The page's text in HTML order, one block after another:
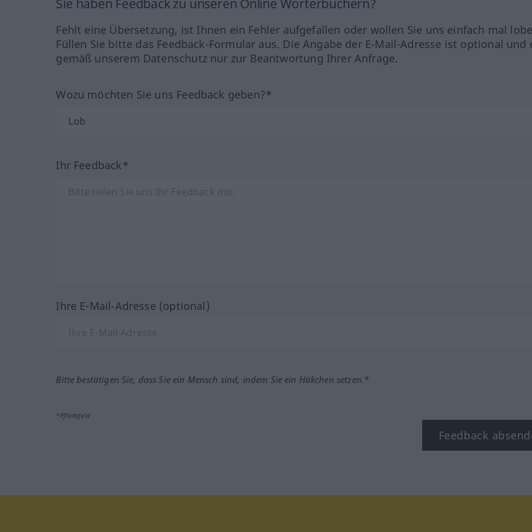
Sie haben Feedback zu unseren Online Wörterbüchern?
Fehlt eine Übersetzung, ist Ihnen ein Fehler aufgefallen oder wollen Sie uns einfach mal
Füllen Sie bitte das Feedback-Formular aus. Die Angabe der E-Mail-Adresse ist optional und
gemäß unserem Datenschutz nur zur Beantwortung Ihrer Anfrage.
Wozu möchten Sie uns Feedback geben?*
Ihr Feedback*
Ihre E-Mail-Adresse (optional)
Bitte bestätigen Sie, dass Sie ein Mensch sind, indem Sie ein Häkchen setzen.*
*Pflichtfeld
Feedback